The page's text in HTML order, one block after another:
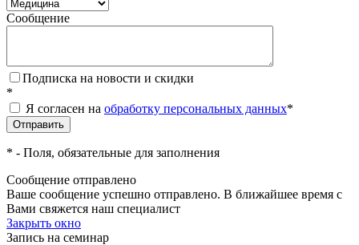
Сообщение
Подписка на новости и скидки
*
Я согласен на обработку персональных данных*
* - Поля, обязательные для заполнения
Сообщение отправлено
Ваше сообщение успешно отправлено. В ближайшее время с
Вами свяжется наш специалист
Закрыть окно
Запись на семинар